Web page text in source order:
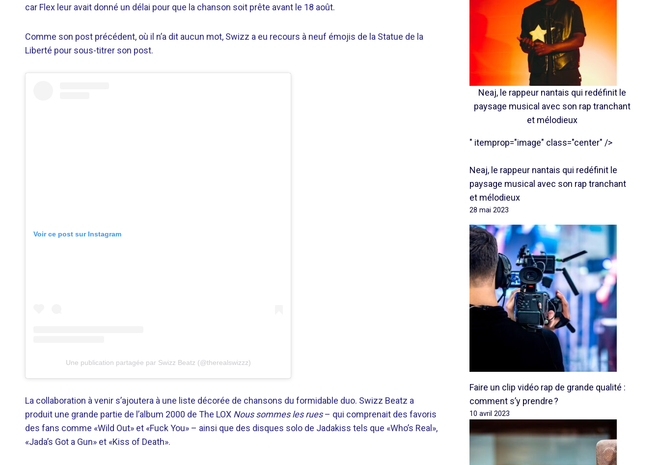
car Flex leur avait donné un délai pour que la chanson soit prête avant le 18 août.
Comme son post précédent, où il n’a dit aucun mot, Swizz a eu recours à neuf émojis de la Statue de la
Liberté pour sous-titrer son post.
Voir ce post sur Instagram
Une publication partagée par Swizz Beatz (@therealswizzz)
La collaboration à venir s’ajoutera à une liste décorée de chansons du formidable duo. Swizz Beatz a
produit une grande partie de l’album 2000 de The LOX Nous sommes les rues– qui comprenait des favoris
des fans comme «Wild Out» et «Fuck You» – ainsi que des disques solo de Jadakiss tels que «Who’s Real»,
«Jada’s Got a Gun» et «Kiss of Death».
Neaj, le rappeur nantais qui redéfinit le
paysage musical avec son rap tranchant
et mélodieux
" itemprop="image" class="center" />
Neaj, le rappeur nantais qui redéfinit le
paysage musical avec son rap tranchant
et mélodieux
28 mai 2023
Faire un clip vidéo rap de grande qualité :
comment s’y prendre ?
10 avril 2023